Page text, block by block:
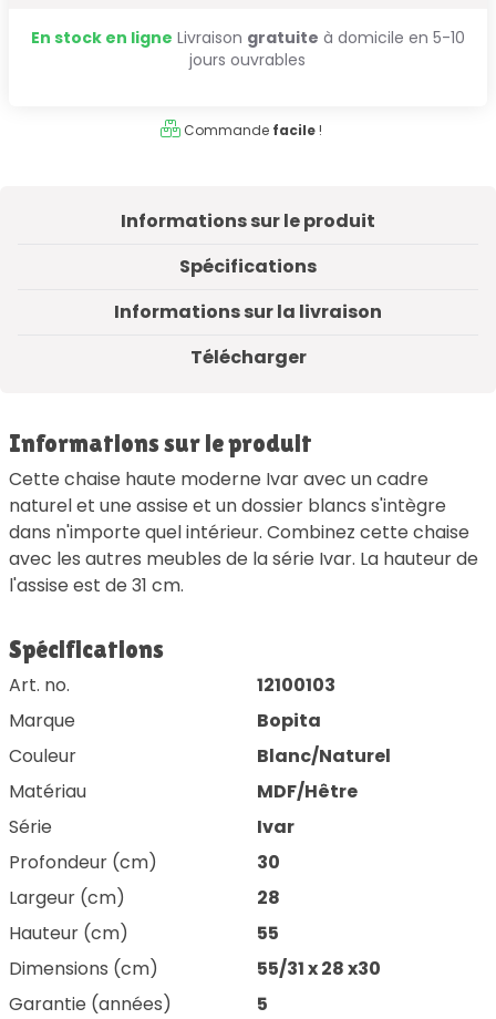
En stock en ligne Livraison gratuite à domicile en 5-10
jours ouvrables
Commande facile!
Informations sur le produit
Spécifications
Informations sur la livraison
Télécharger
Informations sur le produit
Cette chaise haute moderne Ivar avec un cadre
naturel et une assise et un dossier blancs s'intègre
dans n'importe quel intérieur. Combinez cette chaise
avec les autres meubles de la série Ivar. La hauteur de
l'assise est de 31 cm.
Spécifications
Art. no.
12100103
Marque
Bopita
Couleur
Blanc/Naturel
Matériau
MDF/Hêtre
Série
Ivar
Profondeur (cm)
30
Largeur (cm)
28
Hauteur (cm)
55
Dimensions (cm)
55/31 x 28 x30
Garantie (années)
5